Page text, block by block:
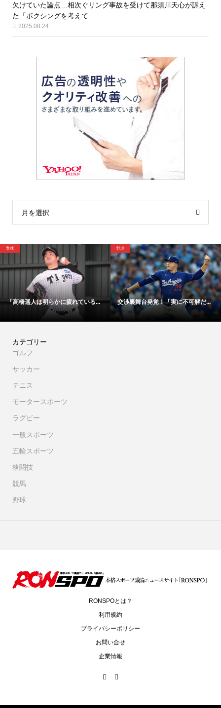
欠けていた論点…相次ぐリング事故を受けて那須川天心が訴え
た「ボクシングを考えて...
2025.08.24
月を選択
野球
「高橋遥人は明らかに疲れている...
野球
交渉裏舞台発覚！「実に不可解だ...
カテゴリー
ゴルフ
サッカー
テニス
モータースポーツ
ラグビー
一般スポーツ
五輪スポーツ
格闘技
競馬
野球
RONSPOとは？
利用規約
プライバシーポリシー
お問い合せ
企業情報